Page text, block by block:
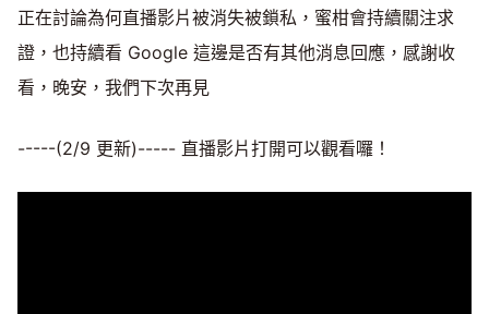
正在討論為何直播影片被消失被鎖私，蜜柑會持續關注求
證，也持續看 Google 這邊是否有其他消息回應，感謝收
看，晚安，我們下次再見
-----(2/9 更新)----- 直播影片打開可以觀看囉！